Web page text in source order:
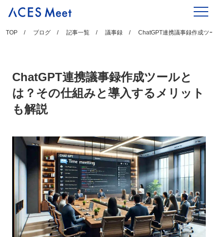
content
TOP ブログ 記事一覧 議事録 ChatGPT連携議事録作成ツー
ChatGPT連携議事録作成ツールと
は？その仕組みと導入するメリット
も解説